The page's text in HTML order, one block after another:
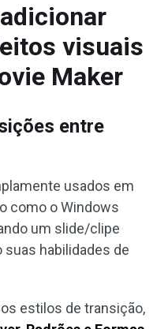
visuais
Maker
entre
usados em
como o Windows
um slide/clipe
habilidades de
estilos de transição,